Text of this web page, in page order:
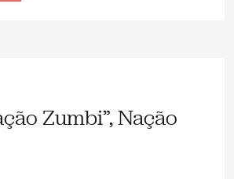
Zumbi”, Nação